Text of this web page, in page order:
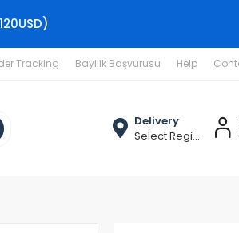
Tracking Bayilik Başvurusu Help
Delivery
Select Region